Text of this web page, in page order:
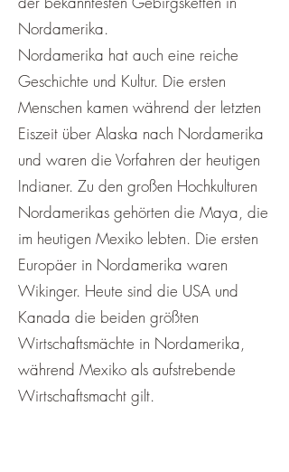
Nordamerika.
Nordamerika hat auch eine reiche
Geschichte und Kultur. Die ersten
Menschen kamen während der letzten
Eiszeit über Alaska nach Nordamerika
und waren die Vorfahren der heutigen
Indianer. Zu den großen Hochkulturen
Nordamerikas gehörten die Maya, die
im heutigen Mexiko lebten. Die ersten
Europäer in Nordamerika waren
Wikinger. Heute sind die USA und
Kanada die beiden größten
Wirtschaftsmächte in Nordamerika,
während Mexiko als aufstrebende
Wirtschaftsmacht gilt.